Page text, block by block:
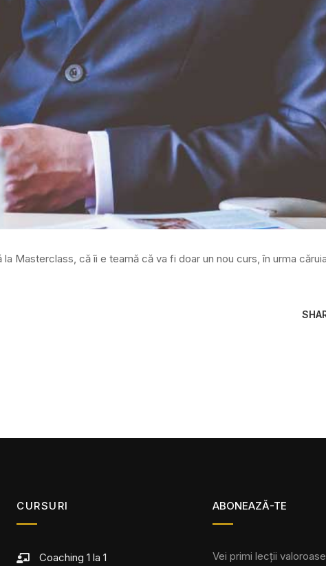
Masterclass, că îi e teamă că va fi doar un nou curs, în urma
CURSURI
Coaching 1 la 1
ABONEAZĂ-TE
Vei primi lecții